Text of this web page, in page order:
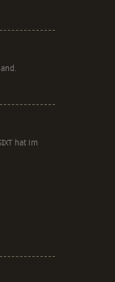
hat im